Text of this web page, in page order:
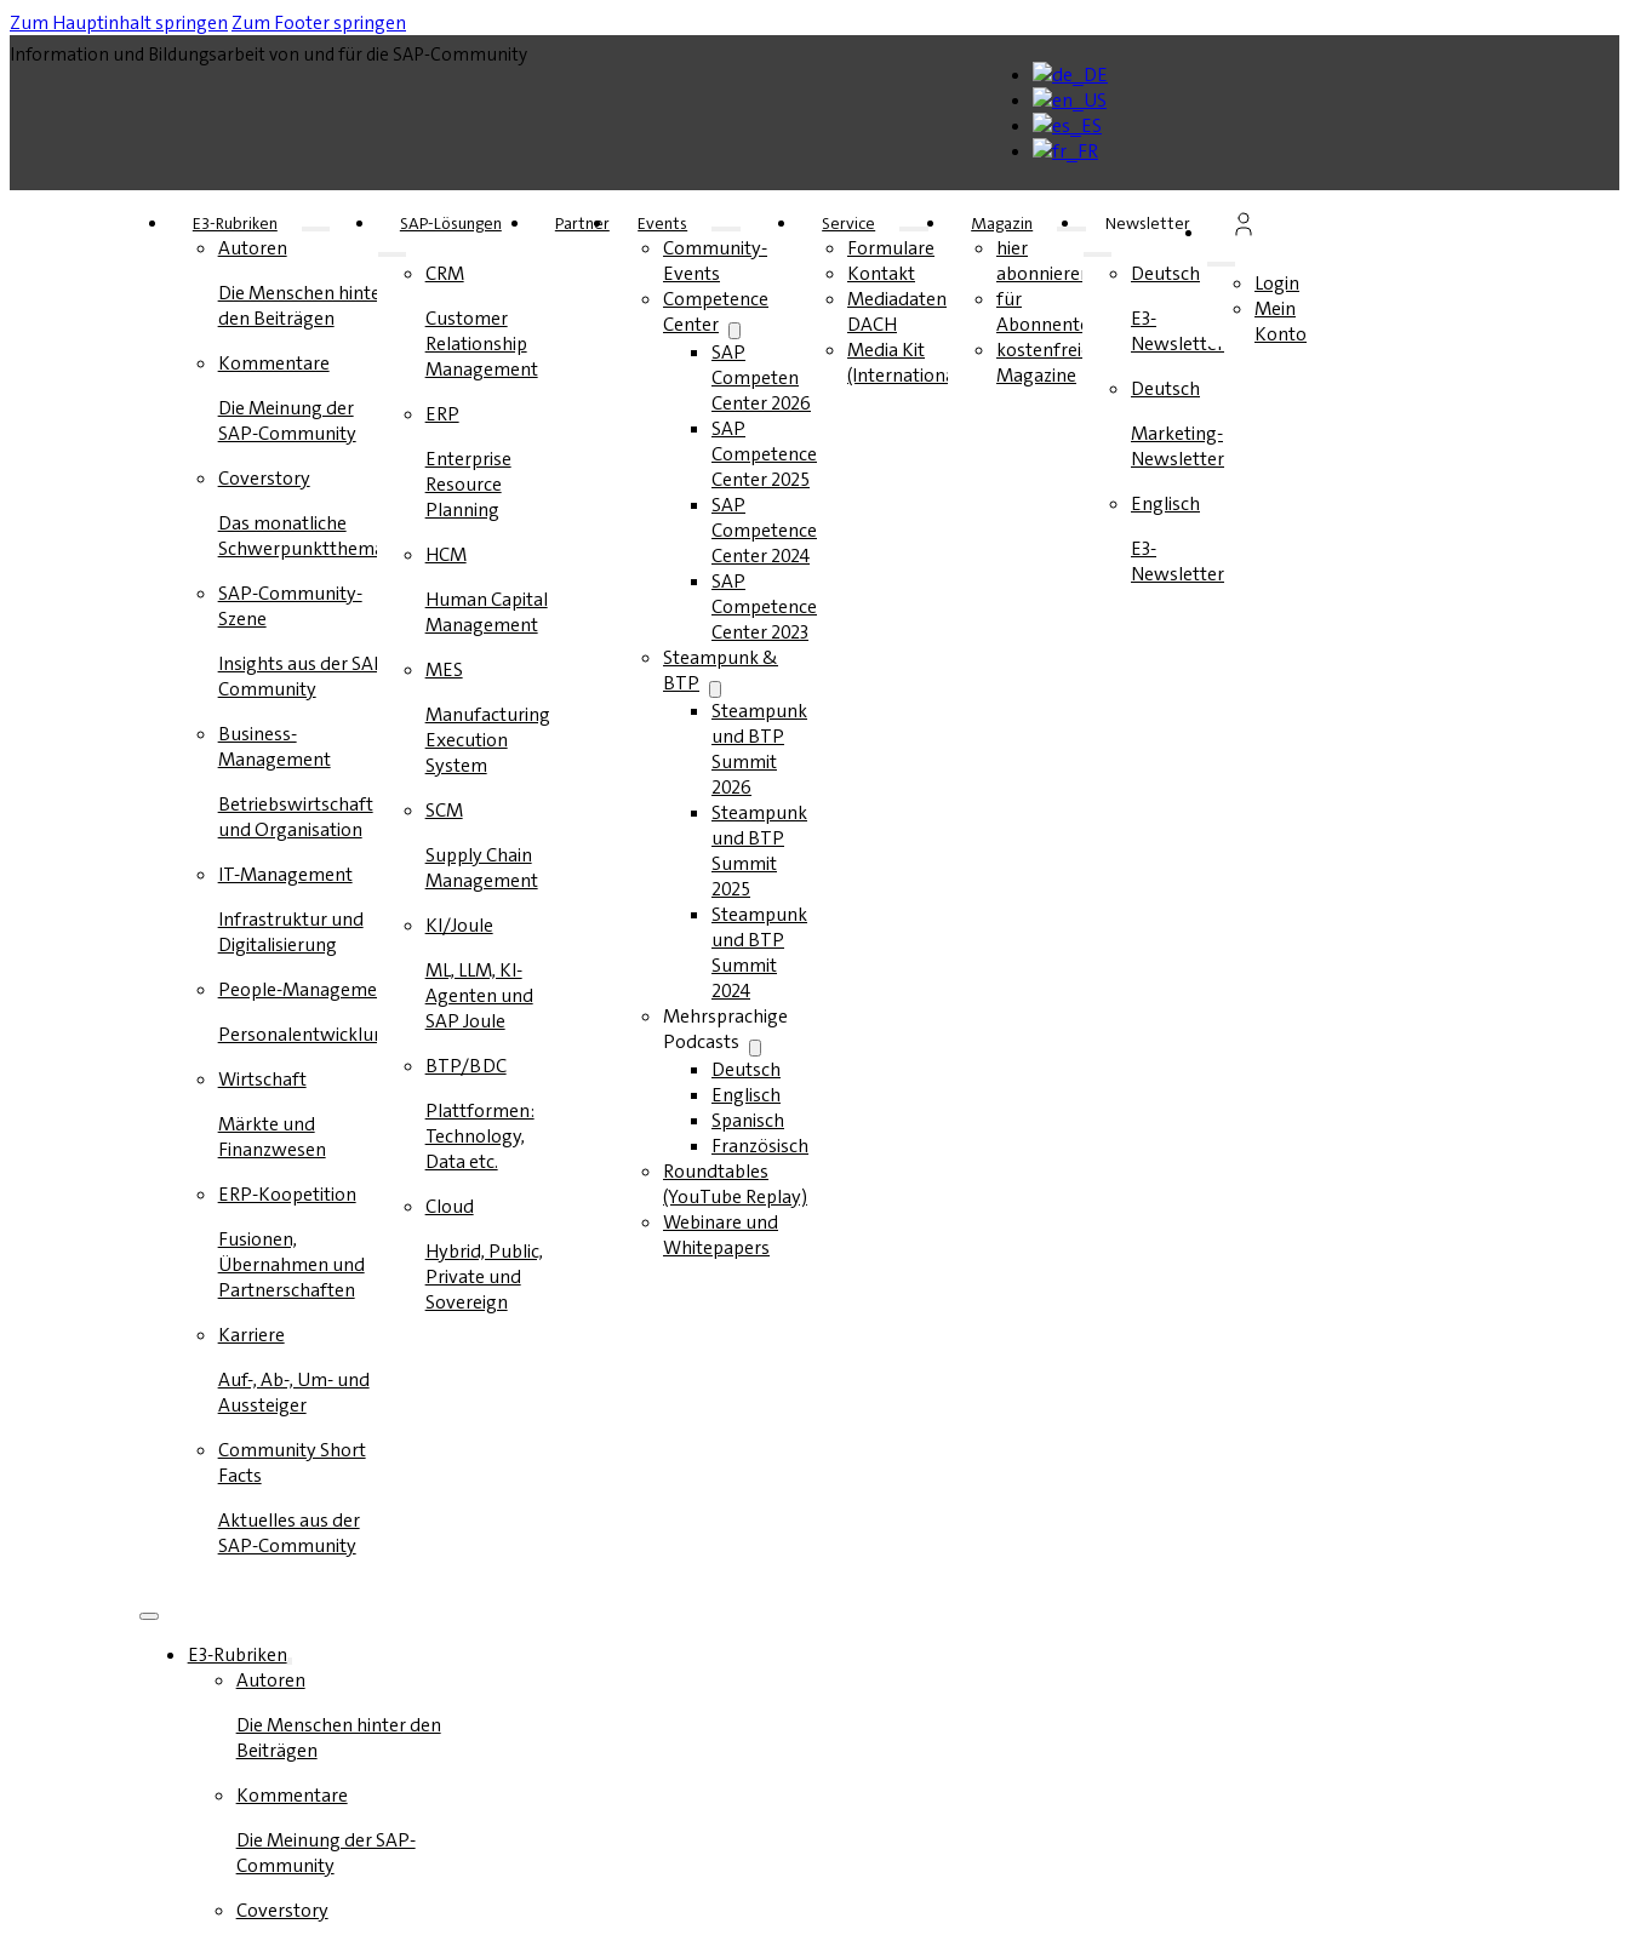
Zum Hauptinhalt springen Zum Footer springen
Information und Bildungsarbeit von und für die SAP-Community
E3-Rubriken
Autoren
Die Menschen hinter
den Beiträgen
Kommentare
Die Meinung der
SAP-Community
Coverstory
Das monatliche
Schwerpunktthema
SAP-Community-
Szene
Insights aus der SAP-
Community
Business-
Management
Betriebswirtschaft
und Organisation
IT-Management
Infrastruktur und
Digitalisierung
People-Management
Personalentwicklung
Wirtschaft
Märkte und
Finanzwesen
ERP-Koopetition
Fusionen,
Übernahmen und
Partnerschaften
Karriere
Auf-, Ab-, Um- und
Aussteiger
Community Short
Facts
Aktuelles aus der
SAP-Community
SAP-Lösungen
CRM
Customer
Relationship
Management
ERP
Enterprise
Resource
Planning
HCM
Human Capital
Management
MES
Manufacturing
Execution
System
SCM
Supply Chain
Management
KI/Joule
ML, LLM, KI-
Agenten und
SAP Joule
BTP/BDC
Plattformen:
Technology,
Data etc.
Cloud
Hybrid, Public,
Private und
Sovereign
Partner Events
Community-
Events
Competence
Center
SAP
Competence
Center 2026
SAP
Competence
Center 2025
SAP
Competence
Center 2024
SAP
Competence
Center 2023
Steampunk &
BTP
Steampunk
und BTP
Summit
2026
Steampunk
und BTP
Summit
2025
Steampunk
und BTP
Summit
2024
Mehrsprachige
Podcasts
Deutsch
Englisch
Spanisch
Französisch
Roundtables
(YouTube Replay)
Webinare und
Whitepapers
Service
Formulare
Kontakt
Mediadaten
DACH
Media Kit
(International)
Magazin
hier
abonnieren
für
Abonnenten
kostenfreie
Magazine
Newsletter
Deutsch
E3-
Newsletter
Deutsch
Marketing-
Newsletter
Englisch
E3-
Newsletter
Login
Mein
Konto
E3-Rubriken
Autoren
Die Menschen hinter den
Beiträgen
Kommentare
Die Meinung der SAP-
Community
Coverstory